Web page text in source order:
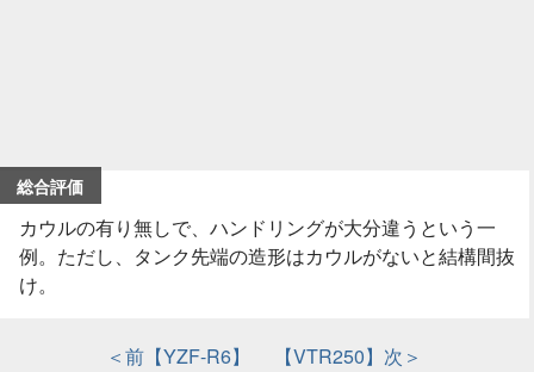
総合評価
カウルの有り無しで、ハンドリングが大分違うという一
例。ただし、タンク先端の造形はカウルがないと結構間抜
け。
＜前【YZF-R6】 【VTR250】次＞